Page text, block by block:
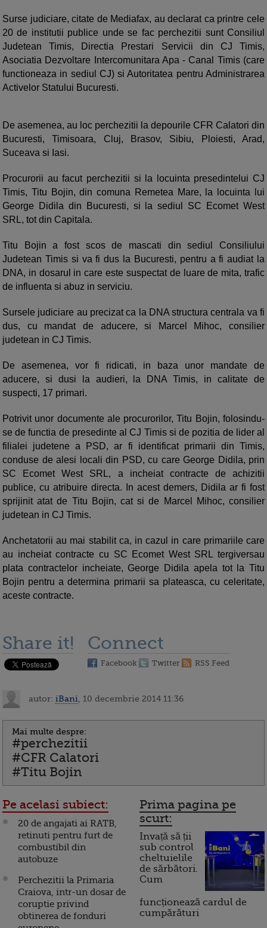
Surse judiciare, citate de Mediafax, au declarat ca printre cele
20 de institutii publice unde se fac perchezitii sunt Consiliul
Judetean Timis, Directia Prestari Servicii din CJ Timis,
Asociatia Dezvoltare Intercomunitara Apa - Canal Timis (care
functioneaza in sediul CJ) si Autoritatea pentru Administrarea
Activelor Statului Bucuresti.
De asemenea, au loc perchezitii la depourile CFR Calatori din
Bucuresti, Timisoara, Cluj, Brasov, Sibiu, Ploiesti, Arad,
Suceava si Iasi.
Procurorii au facut perchezitii si la locuinta presedintelui CJ
Timis, Titu Bojin, din comuna Remetea Mare, la locuinta lui
George Didila din Bucuresti, si la sediul SC Ecomet West
SRL, tot din Capitala.
Titu Bojin a fost scos de mascati din sediul Consiliului
Judetean Timis si va fi dus la Bucuresti, pentru a fi audiat la
DNA, in dosarul in care este suspectat de luare de mita, trafic
de influenta si abuz in serviciu.
Sursele judiciare au precizat ca la DNA structura centrala va fi
dus, cu mandat de aducere, si Marcel Mihoc, consilier
judetean in CJ Timis.
De asemenea, vor fi ridicati, in baza unor mandate de
aducere, si dusi la audieri, la DNA Timis, in calitate de
suspecti, 17 primari.
Potrivit unor documente ale procurorilor, Titu Bojin, folosindu-
se de functia de presedinte al CJ Timis si de pozitia de lider al
filialei judetene a PSD, ar fi identificat primarii din Timis,
conduse de alesi locali din PSD, cu care George Didila, prin
SC Ecomet West SRL, a incheiat contracte de achizitii
publice, cu atribuire directa. In acest demers, Didila ar fi fost
sprijinit atat de Titu Bojin, cat si de Marcel Mihoc, consilier
judetean in CJ Timis.
Anchetatorii au mai stabilit ca, in cazul in care primariile care
au incheiat contracte cu SC Ecomet West SRL tergiversau
plata contractelor incheiate, George Didila apela tot la Titu
Bojin pentru a determina primarii sa plateasca, cu celeritate,
aceste contracte.
Share it! Connect
Facebook Twitter RSS Feed
autor: iBani , 10 decembrie 2014 11:36
Mai multe despre:
#perchezitii
#CFR Calatori
#Titu Bojin
Pe acelasi subiect:
20 de angajati ai RATB,
retinuti pentru furt de
combustibil din
autobuze
Perchezitii la Primaria
Craiova, intr-un dosar de
coruptie privind
obtinerea de fonduri
Prima pagina pe
scurt:
Invață să ții
sub control
cheltuielile
de sărbători.
Cum
funcționează cardul de
cumpărături